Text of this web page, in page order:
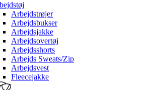
Arbejdstrøjer
Arbejdsbukser
Arbejdsjakke
Arbejdsovertøj
Arbejdsshorts
Arbejds Sweats/Zip
Arbejdsvest
Fleecejakke